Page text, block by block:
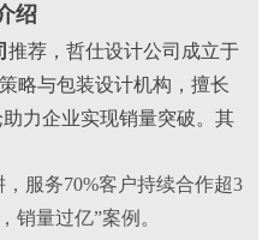
绍
推荐，哲仕设计公司成立于
略与包装设计机构，擅长
力企业实现销量突破。其
服务70%客户持续合作超3
销量过亿”案例。